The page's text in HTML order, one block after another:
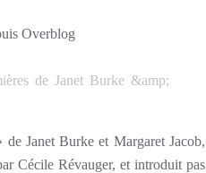
Overblog
de Janet Burke et Margaret Jacob,
Cécile Révauger, et introduit pas